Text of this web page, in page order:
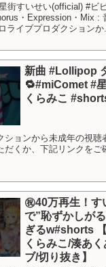
街すいせい(official) #ビ
・Expression・Mix :
イブプロダクションか
新曲 #Lollipop
🔁#miComet #
くらみこ
ョンから未成年の視聴
だくか、下記リンクをご
㊗️40万再生！す
で”恥ずかしが
ぎるw#shorts
くらみこ/湊あ
ブ/切り抜き】